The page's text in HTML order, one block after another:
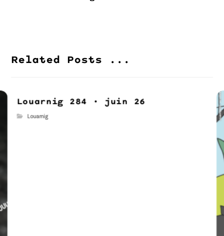
Related Posts ...
Louarnig 284 • juin 26
Louarnig